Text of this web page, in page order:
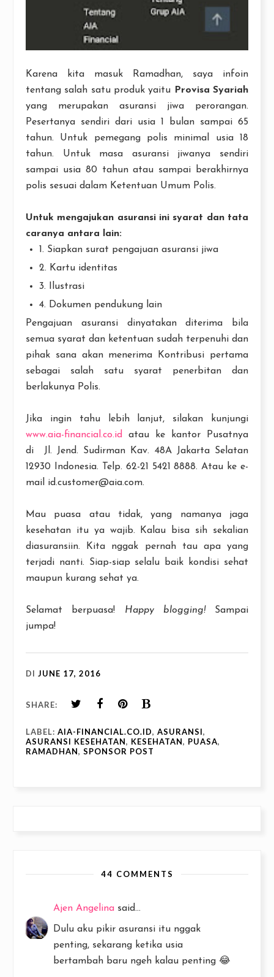
Karena kita masuk Ramadhan, saya infoin
tentang salah satu produk yaitu
Provisa Syariah
yang merupakan asuransi jiwa perorangan.
Pesertanya sendiri dari usia 1 bulan sampai 65
tahun. Untuk pemegang polis minimal usia 18
tahun. Untuk masa asuransi jiwanya sendiri
sampai usia 80 tahun atau sampai berakhirnya
polis sesuai dalam Ketentuan Umum Polis.
Untuk mengajukan asuransi ini syarat dan tata
caranya antara lain:
1. Siapkan surat pengajuan asuransi jiwa
2. Kartu identitas
3. Ilustrasi
4. Dokumen pendukung lain
Pengajuan asuransi dinyatakan diterima bila
semua syarat dan ketentuan sudah terpenuhi dan
pihak sana akan menerima Kontribusi pertama
sebagai salah satu syarat penerbitan dan
berlakunya Polis.
Jika ingin tahu lebih lanjut, silakan kunjungi
www.aia-financial.co.id
atau ke kantor Pusatnya
di Jl. Jend. Sudirman Kav. 48A Jakarta Selatan
12930 Indonesia. Telp. 62-21 5421 8888. Atau ke e-
mail id.customer@aia.com.
Mau puasa atau tidak, yang namanya jaga
kesehatan itu ya wajib. Kalau bisa sih sekalian
diasuransiin. Kita nggak pernah tau apa yang
terjadi nanti. Siap-siap selalu baik kondisi sehat
maupun kurang sehat ya.
Selamat berpuasa! Happy blogging! Sampai
jumpa!
DI JUNE 17, 2016
SHARE:
LABEL: AIA-FINANCIAL.CO.ID, ASURANSI,
ASURANSI KESEHATAN, KESEHATAN, PUASA,
RAMADHAN, SPONSOR POST
44 COMMENTS
Ajen Angelina said...
Dulu aku pikir asuransi itu nggak
penting, sekarang ketika usia
bertambah baru ngeh kalau penting 😂